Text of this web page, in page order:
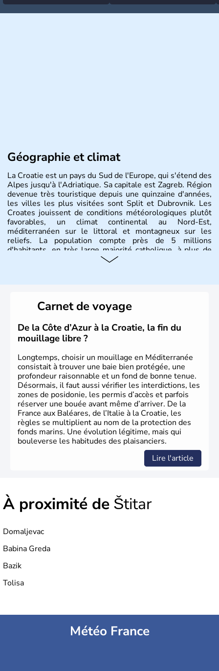
Géographie et climat
La Croatie est un pays du Sud de l'Europe, qui s'étend des
Alpes jusqu'à l'Adriatique. Sa capitale est Zagreb. Région
devenue très touristique depuis une quinzaine d'années,
les villes les plus visitées sont Split et Dubrovnik. Les
Croates jouissent de conditions météorologiques plutôt
favorables, un climat continental au Nord-Est,
méditerranéen sur le littoral et montagneux sur les
reliefs. La population compte près de 5 millions
d'habitants, en très large majorité catholique, à plus de
Alpes jusqu’à l’Adriatique. Sa capitale est
devenue très touristique depuis une quinzaine d’années,
les villes les plus visitées s’appellentSplitet Dubrovnik
Plus de neuf millions de personnes transitent chaque
année par le pays.
Carnet de voyage
De la Côte d’Azur à la Croatie, la fin du
mouillage libre ?
Longtemps, choisir un mouillage en Méditerranée
consistait à trouver une baie bien protégée, une
profondeur raisonnable et un fond de bonne tenue.
Désormais, il faut aussi vérifier les interdictions, les
zones de posidonie, les permis d’accès et parfois
réserver une bouée avant même d’arriver. De la
France aux Baléares, de l’Italie à la Croatie, les
règles se multiplient au nom de la protection des
fonds marins. Une évolution légitime, mais qui
bouleverse les habitudes des plaisanciers.
Lire l'article
À proximité de Štitar
Domaljevac
Babina Greda
Bazik
Tolisa
Météo France